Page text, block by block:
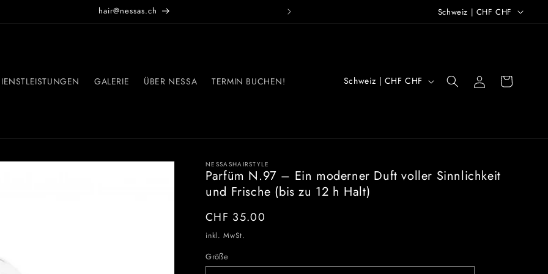
hair@nessas.ch 076 401 25 22
/
o
Schweiz | CHF CHF
GALERIE ÜBER NESSA TERMIN BUCHEN!
R
e
n
Schweiz | CHF CHF EinloggenWarenkorb
NESSASHAIRSTYLE
Parfüm N.97 – Ein moderner Duft voller Sinnlichkeit
und Frische (bis zu 12 h Halt)
Normaler
Preis
CHF 35.00
inkl. MwSt.
Größe